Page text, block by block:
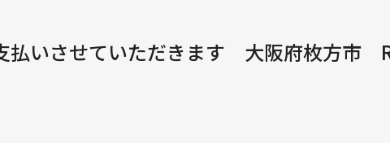
払いさせていただきます 大阪府枚方